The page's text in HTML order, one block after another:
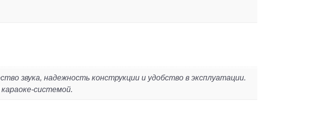
звука, надежность конструкции и удобство в эксплуатации.
системой.